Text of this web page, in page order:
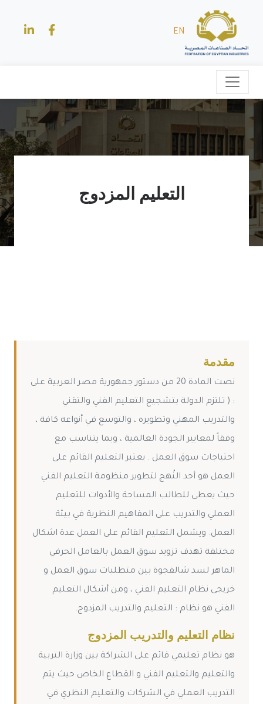
EN
التعليم المزدوج
مقدمة
نصت المادة 20 من دستور جمهورية مصر العربية على
: ( تلتزم الدولة بتشجيع التعليم الفني والتقني
والتدريب المهني وتطويره ، والتوسع في أنواعه كافة ،
وفقاً لمعايير الجودة العالمية ، وبما يتناسب مع
احتياجات سوق العمل . يعتبر التعليم القائم على
العمل هو أحد النُهج لتطوير منظومة التعليم الفني
حيث يعطى للطالب المساحة والأدوات للتعليم
العملي والتدريب على المفاهيم النظرية في بيئة
العمل. ويشمل التعليم القائم على العمل عدة اشكال
مختلفة تهدف تزويد سوق العمل بالعامل الحرفي
الماهر لسد شالفجوة بين متطلبات سوق العمل و
خريجى نظام التعليم الفني ، ومن أشكال التعليم
الفني هو نظام : التعليم والتدريب المزدوج.
نظام التعليم والتدريب المزدوج
هو نظام تعليمي قائم على الشراكة بين وزارة التربية
والتعليم والتعليم الفني و القطاع الخاص حيث يتم
التدريب العملي في الشركات والتعليم النظري في